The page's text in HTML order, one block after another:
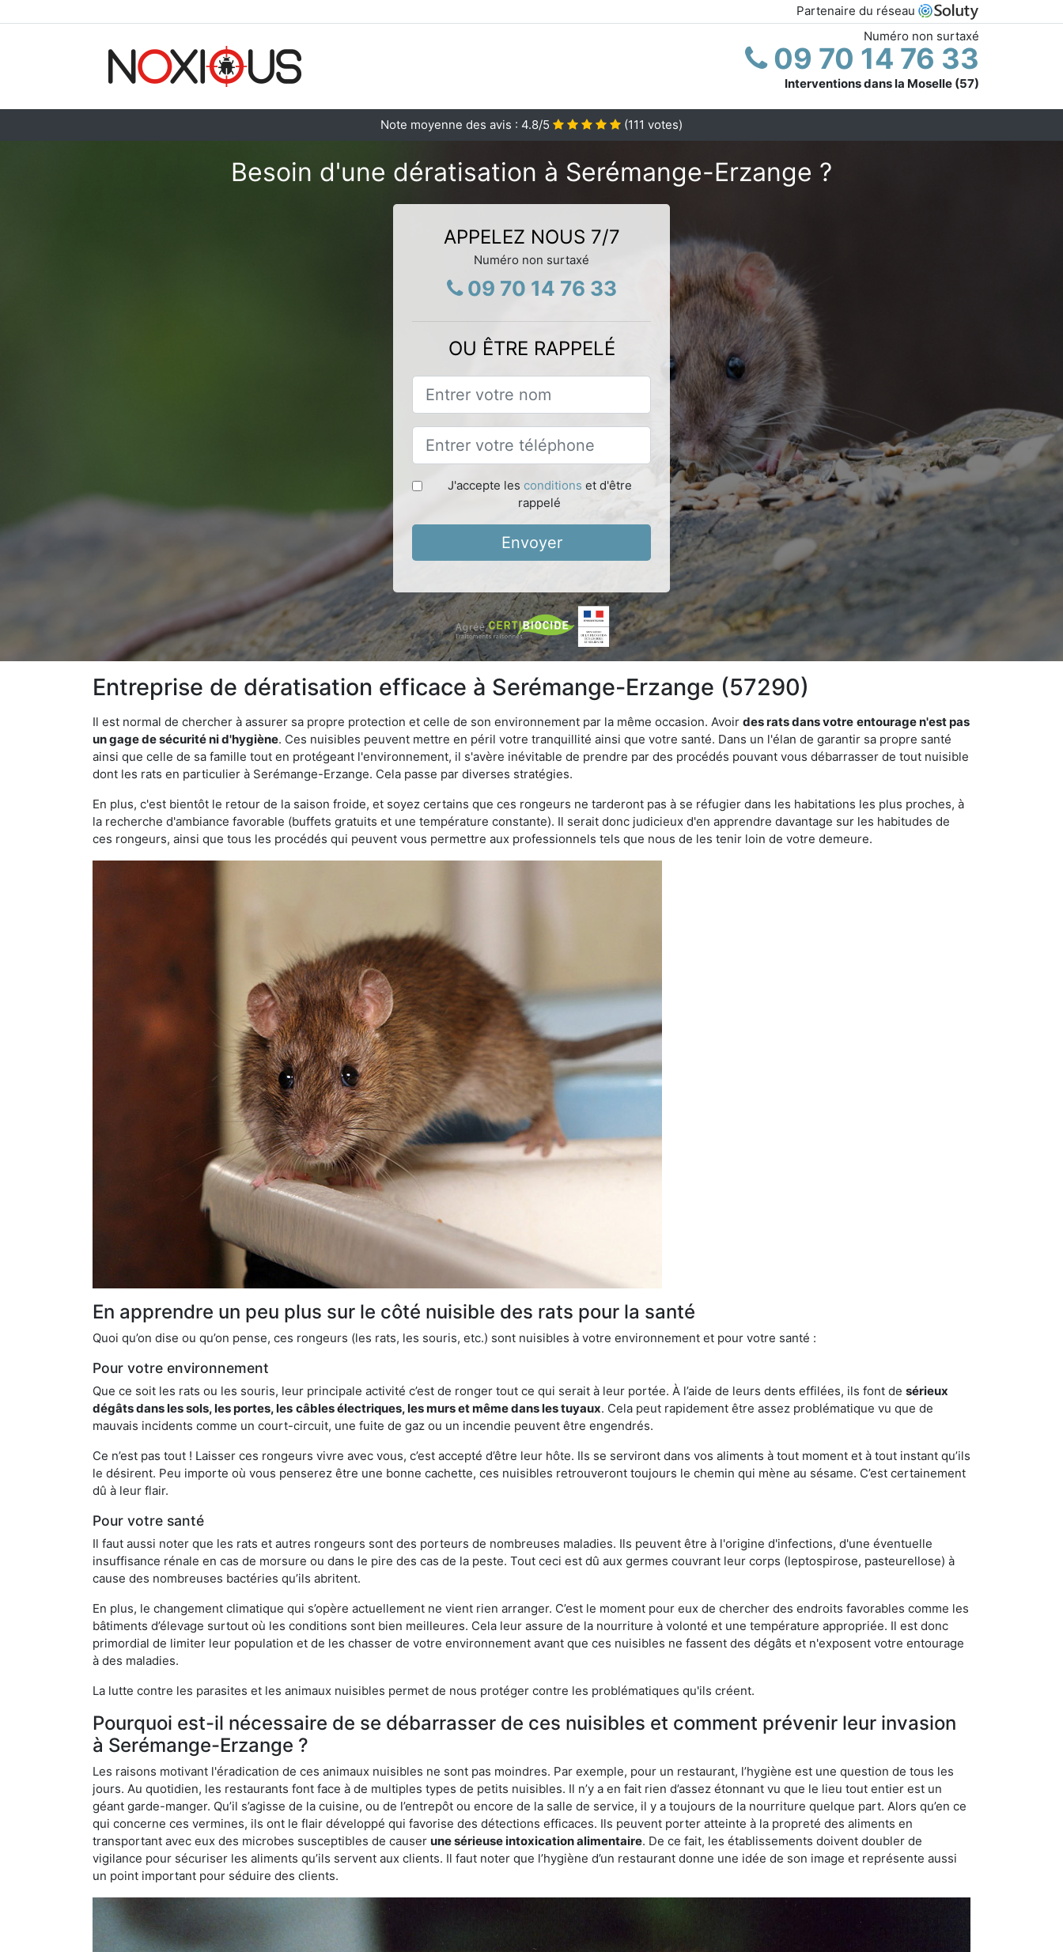
Partenaire du réseau
Numéro non surtaxé
09 70 14 76 33
Interventions dans la Moselle (57)
Note moyenne des avis : 4.8/5 (111 votes)
Besoin d'une dératisation à Serémange-Erzange ?
APPELEZ NOUS 7/7
Numéro non surtaxé
09 70 14 76 33
OU ÊTRE RAPPELÉ
J'accepte les conditions et d'être
rappelé
Envoyer
Entreprise de dératisation efficace à Serémange-Erzange (57290)
Il est normal de chercher à assurer sa propre protection et celle de son environnement par la même occasion. Avoir des rats dans votre entourage n'est pas
un gage de sécurité ni d'hygiène. Ces nuisibles peuvent mettre en péril votre tranquillité ainsi que votre santé. Dans un l'élan de garantir sa propre santé
ainsi que celle de sa famille tout en protégeant l'environnement, il s'avère inévitable de prendre par des procédés pouvant vous débarrasser de tout nuisible
dont les rats en particulier à Serémange-Erzange. Cela passe par diverses stratégies.
En plus, c'est bientôt le retour de la saison froide, et soyez certains que ces rongeurs ne tarderont pas à se réfugier dans les habitations les plus proches, à
la recherche d'ambiance favorable (buffets gratuits et une température constante). Il serait donc judicieux d'en apprendre davantage sur les habitudes de
ces rongeurs, ainsi que tous les procédés qui peuvent vous permettre aux professionnels tels que nous de les tenir loin de votre demeure.
En apprendre un peu plus sur le côté nuisible des rats pour la santé
Quoi qu’on dise ou qu’on pense, ces rongeurs (les rats, les souris, etc.) sont nuisibles à votre environnement et pour votre santé :
Pour votre environnement
Que ce soit les rats ou les souris, leur principale activité c’est de ronger tout ce qui serait à leur portée. À l’aide de leurs dents effilées, ils font de sérieux
dégâts dans les sols, les portes, les câbles électriques, les murs et même dans les tuyaux. Cela peut rapidement être assez problématique vu que de
mauvais incidents comme un court-circuit, une fuite de gaz ou un incendie peuvent être engendrés.
Ce n’est pas tout ! Laisser ces rongeurs vivre avec vous, c’est accepté d’être leur hôte. Ils se serviront dans vos aliments à tout moment et à tout instant qu’ils
le désirent. Peu importe où vous penserez être une bonne cachette, ces nuisibles retrouveront toujours le chemin qui mène au sésame. C’est certainement
dû à leur flair.
Pour votre santé
Il faut aussi noter que les rats et autres rongeurs sont des porteurs de nombreuses maladies. Ils peuvent être à l'origine d'infections, d'une éventuelle
insuffisance rénale en cas de morsure ou dans le pire des cas de la peste. Tout ceci est dû aux germes couvrant leur corps (leptospirose, pasteurellose) à
cause des nombreuses bactéries qu’ils abritent.
En plus, le changement climatique qui s’opère actuellement ne vient rien arranger. C’est le moment pour eux de chercher des endroits favorables comme les
bâtiments d’élevage surtout où les conditions sont bien meilleures. Cela leur assure de la nourriture à volonté et une température appropriée. Il est donc
primordial de limiter leur population et de les chasser de votre environnement avant que ces nuisibles ne fassent des dégâts et n'exposent votre entourage
à des maladies.
La lutte contre les parasites et les animaux nuisibles permet de nous protéger contre les problématiques qu'ils créent.
Pourquoi est-il nécessaire de se débarrasser de ces nuisibles et comment prévenir leur invasion
à Serémange-Erzange ?
Les raisons motivant l'éradication de ces animaux nuisibles ne sont pas moindres. Par exemple, pour un restaurant, l’hygiène est une question de tous les
jours. Au quotidien, les restaurants font face à de multiples types de petits nuisibles. Il n’y a en fait rien d’assez étonnant vu que le lieu tout entier est un
géant garde-manger. Qu’il s’agisse de la cuisine, ou de l’entrepôt ou encore de la salle de service, il y a toujours de la nourriture quelque part. Alors qu’en ce
qui concerne ces vermines, ils ont le flair développé qui favorise des détections efficaces. Ils peuvent porter atteinte à la propreté des aliments en
transportant avec eux des microbes susceptibles de causer une sérieuse intoxication alimentaire. De ce fait, les établissements doivent doubler de
vigilance pour sécuriser les aliments qu’ils servent aux clients. Il faut noter que l’hygiène d’un restaurant donne une idée de son image et représente aussi
un point important pour séduire des clients.